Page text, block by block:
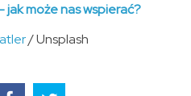
jak może nas wspierać?
/ Unsplash